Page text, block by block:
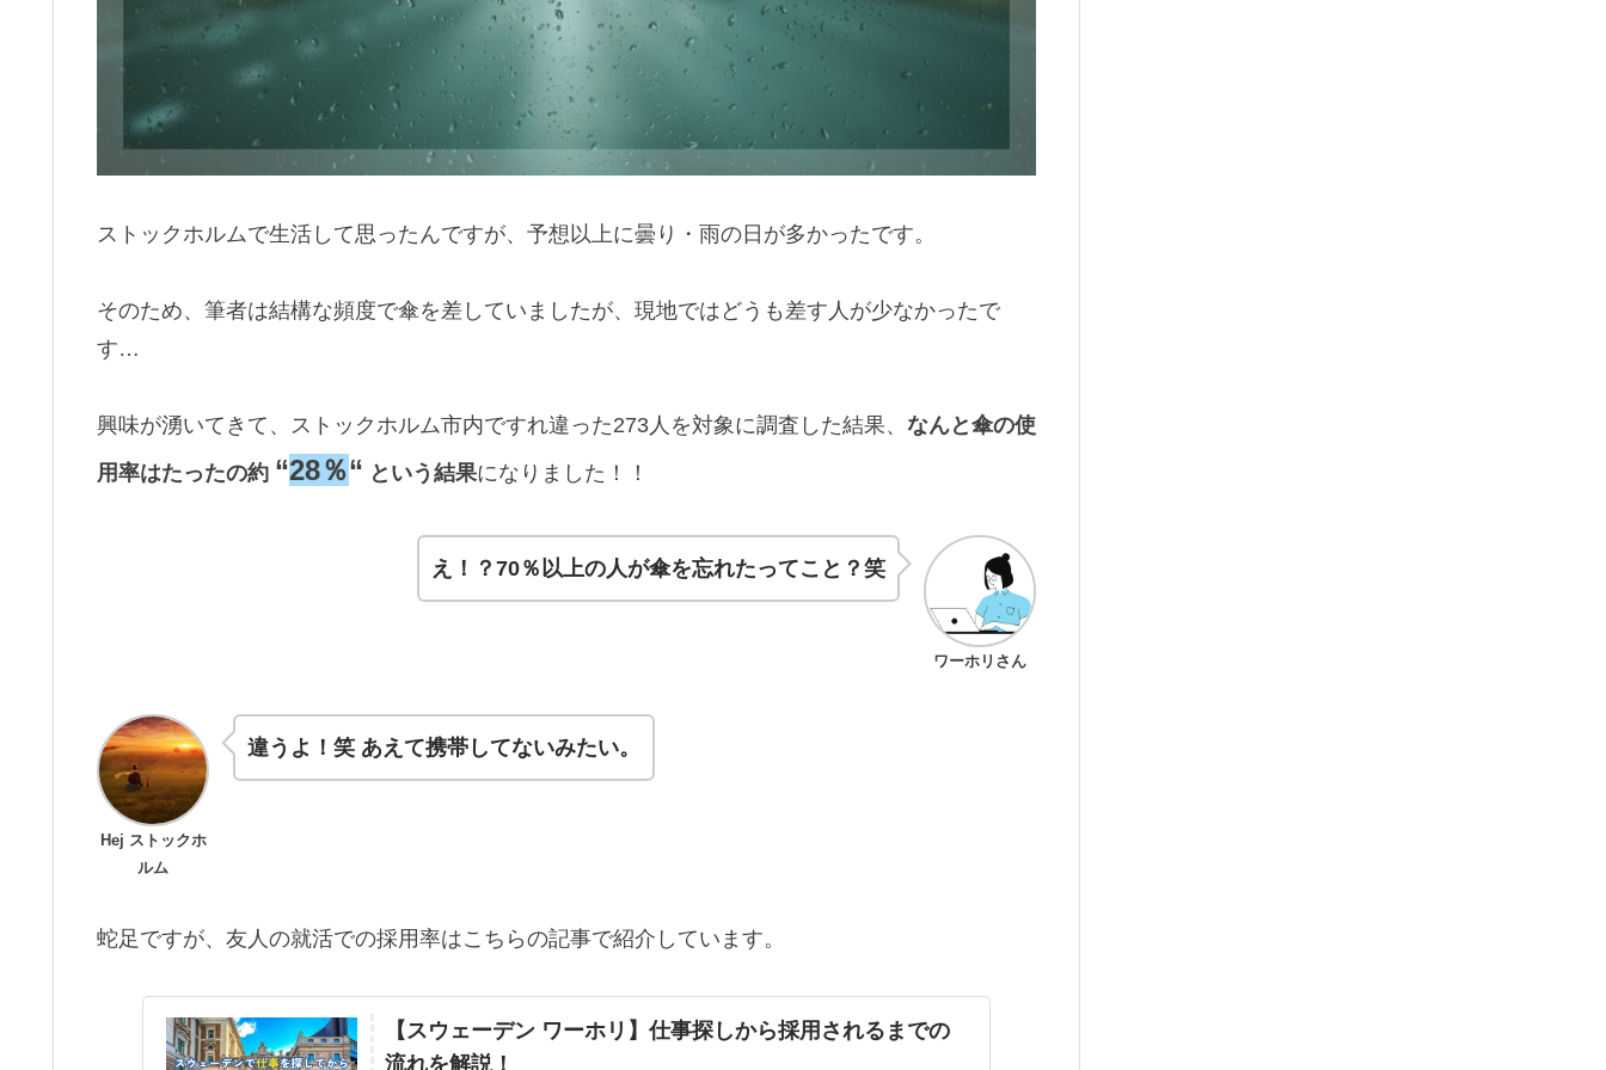
ストックホルムで生活して思ったんですが、予想以上に曇り・雨の日が多かったです。
そのため、筆者は結構な頻度で傘を差していましたが、現地ではどうも差す人が少なかったで
す…
興味が湧いてきて、ストックホルム市内ですれ違った273人を対象に調査した結果、 なんと傘の使
用率はたったの約 “28％“ という結果になりました！！
ワーホリさん
え！？70％以上の人が傘を忘れたってこと？笑
Hej ストックホ
ルム
違うよ！笑 あえて携帯してないみたい。
蛇足ですが、友人の就活での採用率はこちらの記事で紹介しています。
【スウェーデン ワーホリ】仕事探しから採用されるまでの
流れを解説！